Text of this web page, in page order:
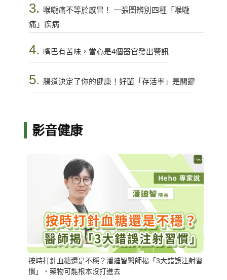
3.
喉嚨痛不等於感冒！ 一張圖辨別四種「喉嚨
痛」疾病
4. 嘴巴有苦味，當心是4個器官發出警訊
5. 腸道決定了你的健康！好菌「存活率」是關鍵
影音健康
按時打針血糖還是不穩？潘廸智醫師揭「3大錯誤注射習
慣」、藥物可能根本沒打進去